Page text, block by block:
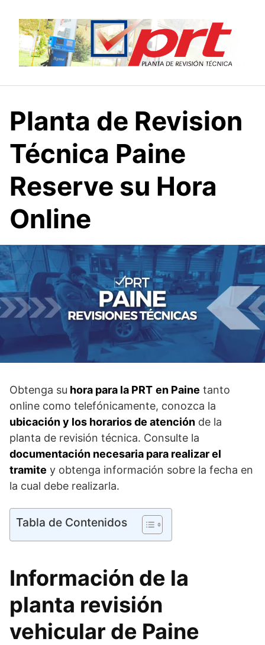
contenido
Planta de Revision
Técnica Paine
Reserve su Hora
Online
Obtenga su hora para la PRT en Paine tanto
online como telefónicamente, conozca la
ubicación y los horarios de atención de la
planta de revisión técnica. Consulte la
documentación necesaria para realizar el
tramite y obtenga información sobre la fecha en
la cual debe realizarla.
Tabla de Contenidos
Información de la
planta revisión
vehicular de Paine